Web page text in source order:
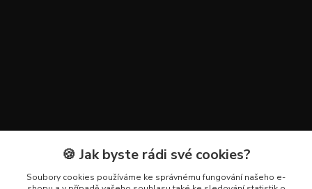
Kontakty🍪 Jak byste rádi své cookies?
Soubory cookies používáme ke správnému fungování našeho e-